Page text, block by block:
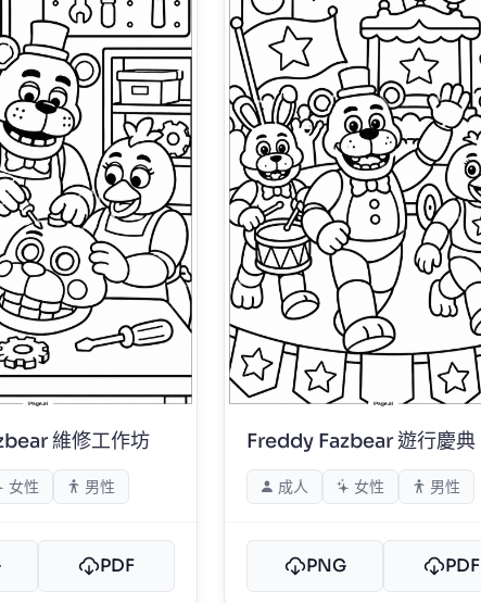
維修工作坊
女性 男性
PDF
Freddy Fazbear 遊行慶典
成人 女性 男性
PNG PDF